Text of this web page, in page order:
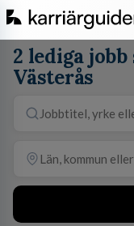
2 lediga
Västerås